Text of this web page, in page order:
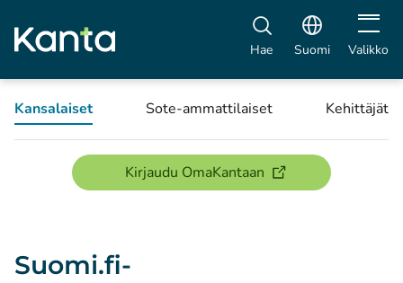
Hae Suomi Avaa
Valikko
Kansalaiset Sote-ammattilaiset Kehittäjät
Kirjaudu OmaKantaan(avautuu uuteen
Suomi.fi-